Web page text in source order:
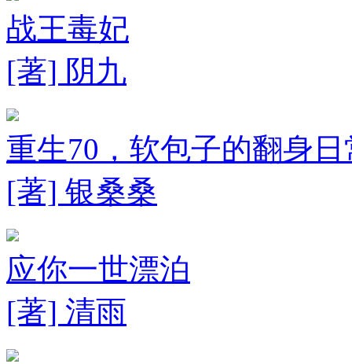
战王毒妃
[著] 阴九
重生70，软包子的翻身日
[著] 银桑桑
应你一世漂泊
[著] 清雨